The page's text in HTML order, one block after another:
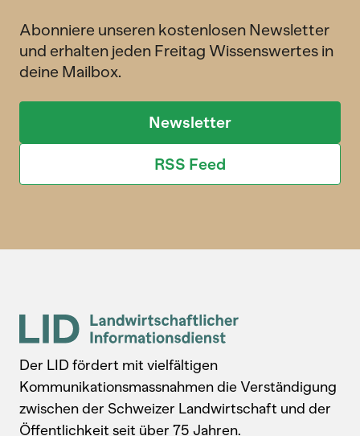
Abonniere unseren kostenlosen Newsletter
und erhalten jeden Freitag Wissenswertes in
deine Mailbox.
Newsletter
RSS Feed
Der LID fördert mit vielfältigen
Kommunikationsmassnahmen die Verständigung
zwischen der Schweizer Landwirtschaft und der
Öffentlichkeit seit über 75 Jahren.